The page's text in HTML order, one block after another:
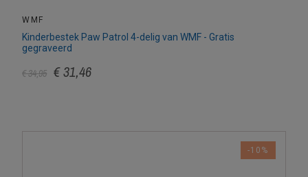
WMF
Kinderbestek Paw Patrol 4-delig van WMF - Gratis
gegraveerd
€ 34,95 € 31,46
-10%